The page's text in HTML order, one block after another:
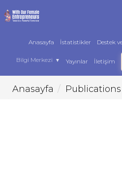
Anasayfa İstatistikler Destek
Bilgi Merkezi ▼ Yayınlar İletişim
Anasayfa Publications